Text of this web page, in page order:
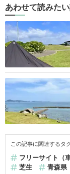
あわせて読みた
この記事に関連するタ
フリーサイト（
芝生
青森県